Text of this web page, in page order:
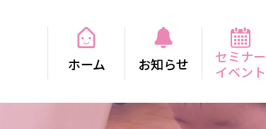
ホーム お知らせ
セミナー
イベント